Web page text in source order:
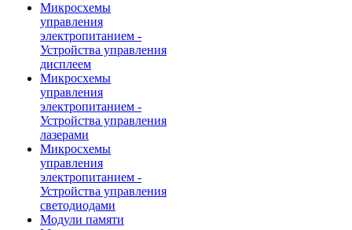
Микросхемы
управления
электропитанием -
Устройства управления
дисплеем
Микросхемы
управления
электропитанием -
Устройства управления
лазерами
Микросхемы
управления
электропитанием -
Устройства управления
светодиодами
Модули памяти